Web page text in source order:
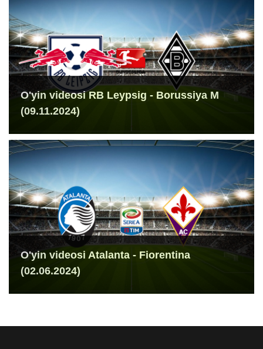
O'yin videosi RB Leypsig - Borussiya M
(09.11.2024)
O'yin videosi Atalanta - Fiorentina
(02.06.2024)